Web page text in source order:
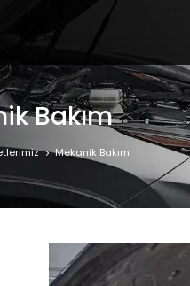
Bakım
Mekanik Bakım